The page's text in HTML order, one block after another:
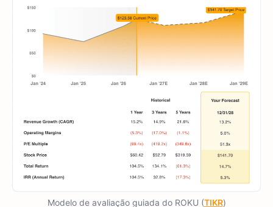
Modelo de avaliação guiada do ROKU (TIKR)